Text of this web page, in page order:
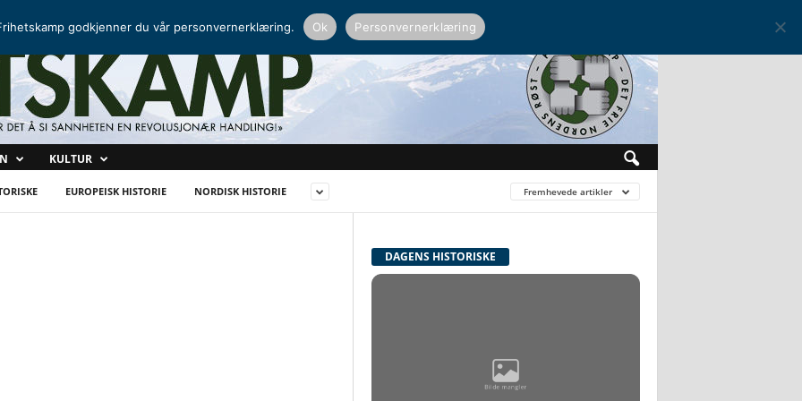
KULTUR
EUROPEISK HISTORIE NORDISK HISTORIE Fremhevede artikler
DAGENS HISTORISKE
godkjenner du vår personvernerklæring. Ok Personvernerklæring